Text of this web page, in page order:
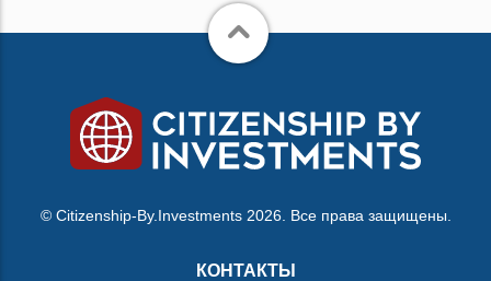
© Citizenship-By.Investments 2026. Все права защищены.
КОНТАКТЫ